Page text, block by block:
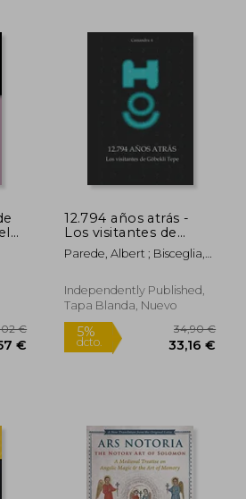
€
5%
dcto. 30,69
12.794 años atrás -
Los visitantes de
Göbekli Tepe
Parede, Albert ; Bisceglia,
Independently Published,
Tapa Blanda, Nuevo